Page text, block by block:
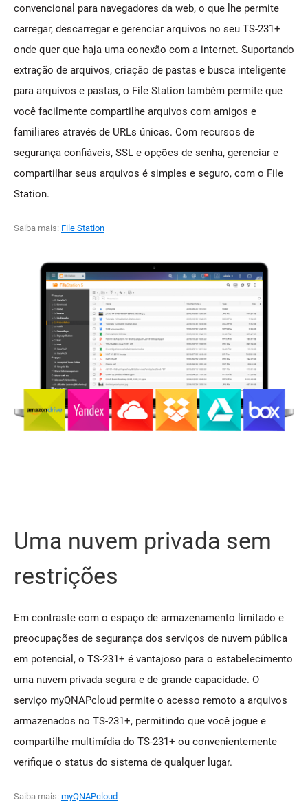
convencional para navegadores da web, o que lhe permite
carregar, descarregar e gerenciar arquivos no seu TS-231+
onde quer que haja uma conexão com a internet. Suportando
extração de arquivos, criação de pastas e busca inteligente
para arquivos e pastas, o File Station também permite que
você facilmente compartilhe arquivos com amigos e
familiares através de URLs únicas. Com recursos de
segurança confiáveis, SSL e opções de senha, gerenciar e
compartilhar seus arquivos é simples e seguro, com o File
Station.
Saiba mais: File Station
Uma nuvem privada sem
restrições
Em contraste com o espaço de armazenamento limitado e
preocupações de segurança dos serviços de nuvem pública
em potencial, o TS-231+ é vantajoso para o estabelecimento
uma nuvem privada segura e de grande capacidade. O
serviço myQNAPcloud permite o acesso remoto a arquivos
armazenados no TS-231+, permitindo que você jogue e
compartilhe multimídia do TS-231+ ou convenientemente
verifique o status do sistema de qualquer lugar.
Saiba mais: myQNAPcloud